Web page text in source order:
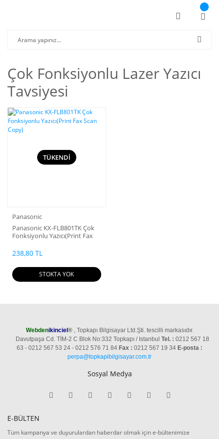
Çok Fonksiyonlu Lazer Yazıcı
Tavsiyesi
TÜKENDİ
Panasonic
Panasonic KX-FLB801TK Çok
Fonksiyonlu Yazıcı(Print Fax
238,80 TL
STOKTA YOK
Webdenikinciel®, Topkapı Bilgisayar Ltd.Şti. tescilli markasıdır.
Davutpaşa Cd. TİM-2 C Blok No:332 Topkapı / Istanbul Tel. : 0212 567 18
63 - 0212 567 53 24 - 0212 576 71 84 Fax : 0212 567 19 34 E-posta :
perpa@topkapibilgisayar.com.tr
Sosyal Medya
E-BÜLTEN
Tüm kampanya ve duyurulardan haberdar olmak için e-bültenimize